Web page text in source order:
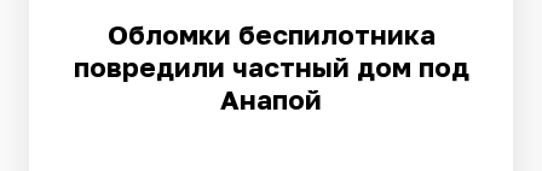
Обломки беспилотника
повредили частный дом под
Анапой